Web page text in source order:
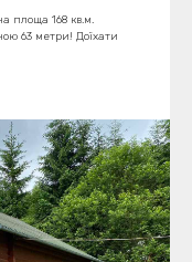
площа 168 кв.м.
63 метри! Доїхати